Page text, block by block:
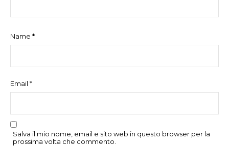
Name *
Email *
Salva il mio nome, email e sito web in questo browser per la
prossima volta che commento.